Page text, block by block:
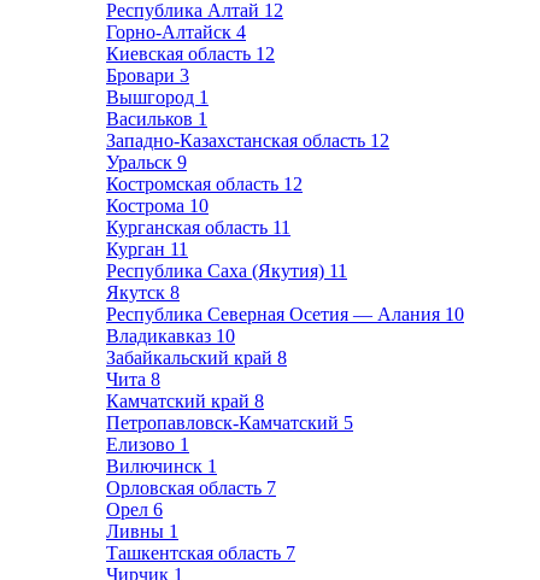
Республика Алтай 12
Горно-Алтайск 4
Киевская область 12
Бровари 3
Вышгород 1
Васильков 1
Западно-Казахстанская область 12
Уральск 9
Костромская область 12
Кострома 10
Курганская область 11
Курган 11
Республика Саха (Якутия) 11
Якутск 8
Республика Северная Осетия — Алания 10
Владикавказ 10
Забайкальский край 8
Чита 8
Камчатский край 8
Петропавловск-Камчатский 5
Елизово 1
Вилючинск 1
Орловская область 7
Орел 6
Ливны 1
Ташкентская область 7
Чирчик 1